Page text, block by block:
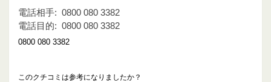
電話相手: 0800 080 3382
電話目的: 0800 080 3382
0800 080 3382
このクチコミは参考になりましたか？